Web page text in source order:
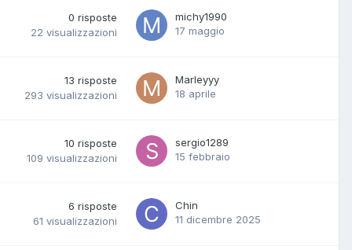
0 risposte
22 visualizzazioni
michy1990
17 maggio
13 risposte
293 visualizzazioni
Marleyyy
18 aprile
10 risposte
109 visualizzazioni
sergio1289
15 febbraio
6 risposte
61 visualizzazioni
Chin
11 dicembre 2025